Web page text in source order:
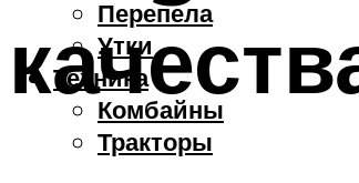
Перепела
Утки
Техника
Комбайны
Тракторы